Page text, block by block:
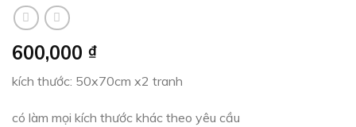
600,000 ₫
kích thước: 50x70cm x2 tranh
có làm mọi kích thước khác theo yêu cầu